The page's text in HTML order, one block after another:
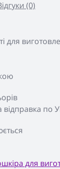
(0)
для
по
для